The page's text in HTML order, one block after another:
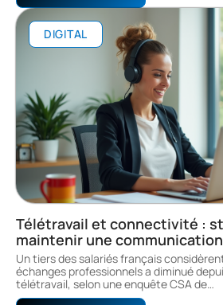
DIGITAL
Télétravail et connectivité :
maintenir une
Un tiers des salariés français
échanges professionnels a diminué
télétravail, selon une enquête CSA de…